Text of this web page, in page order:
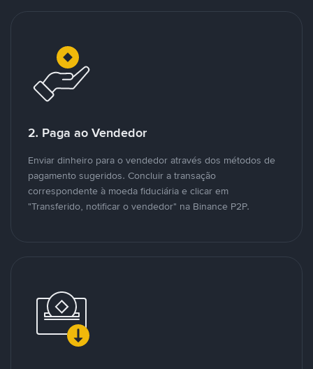
2. Paga ao Vendedor
Enviar dinheiro para o vendedor através dos métodos de
pagamento sugeridos. Concluir a transação
correspondente à moeda fiduciária e clicar em
"Transferido, notificar o vendedor" na Binance P2P.